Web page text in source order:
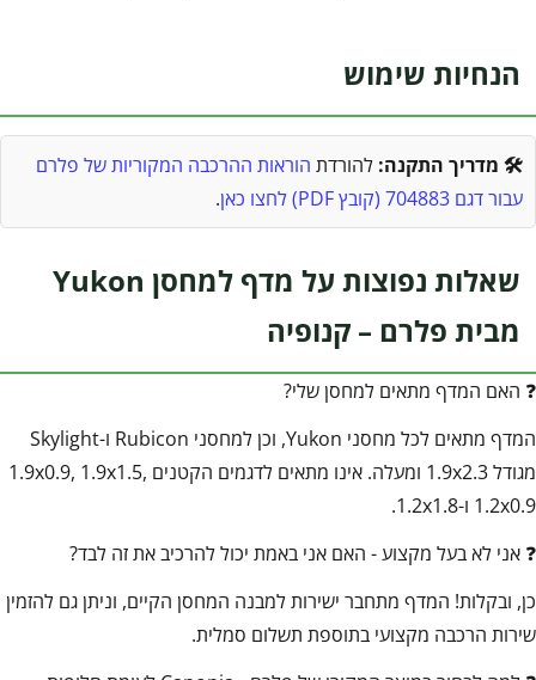
הנחיות שימוש
🛠️ מדריך התקנה: להורדת הוראות ההרכבה המקוריות של פלרם
עבור דגם 704883 (קובץ PDF) לחצו כאן
.
שאלות נפוצות על מדף למחסן Yukon
מבית פלרם – קנופיה
❓ האם המדף מתאים למחסן שלי?
המדף מתאים לכל מחסני Yukon, וכן למחסני Rubicon ו-Skylight
מגודל 1.9x2.3 ומעלה. אינו מתאים לדגמים הקטנים 1.9x0.9, 1.9x1.5,
1.2x0.9 ו-1.2x1.8.
❓ אני לא בעל מקצוע - האם אני באמת יכול להרכיב את זה לבד?
כן, ובקלות! המדף מתחבר ישירות למבנה המחסן הקיים, וניתן גם להזמין
שירות הרכבה מקצועי בתוספת תשלום סמלית.